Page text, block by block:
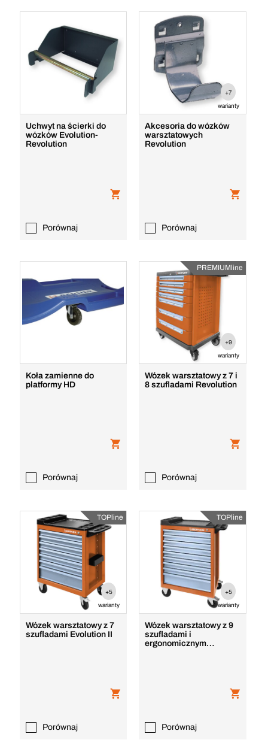
Uchwyt na ścierki do
wózków Evolution-
Revolution
Porównaj
+7
warianty
Akcesoria do wózków
warsztatowych
Revolution
Porównaj
Koła zamienne do
platformy HD
Porównaj
PREMIUMline
+9
warianty
Wózek warsztatowy z 7 i
8 szufladami Revolution
Porównaj
TOPline
+5
warianty
Wózek warsztatowy z 7
szufladami Evolution II
Porównaj
TOPline
+5
warianty
Wózek warsztatowy z 9
szufladami i
ergonomicznym
Porównaj